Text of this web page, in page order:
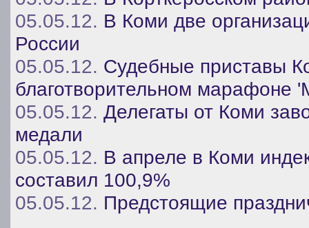
05.05.12. В Коми две
России
05.05.12. Судебные приставы
благотворительном марафоне
05.05.12. Делегаты от Коми
медали
05.05.12. В апреле в Коми
составил 100,9%
05.05.12. Предстоящие